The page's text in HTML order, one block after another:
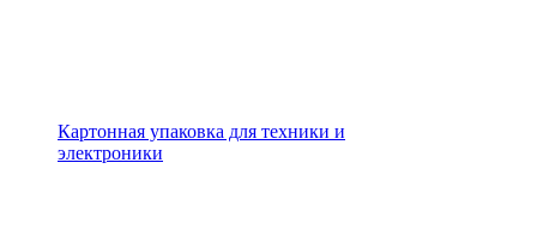
Картонная упаковка для техники и
электроники